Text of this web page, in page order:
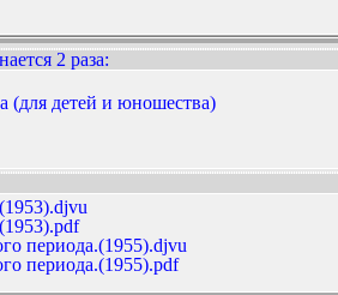
2 раза:
(для детей и юношества)
периода.(1955).djvu
периода.(1955).pdf